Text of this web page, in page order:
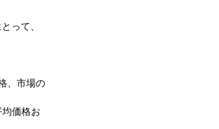
って、
、市場の
価格お